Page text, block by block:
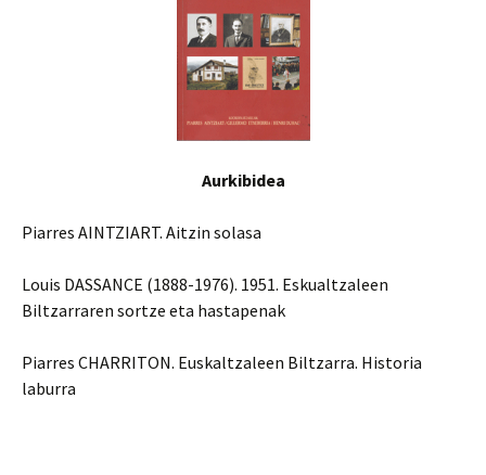
Aurkibidea
Piarres AINTZIART. Aitzin solasa
Louis DASSANCE (1888-1976). 1951. Eskualtzaleen
Biltzarraren sortze eta hastapenak
Piarres CHARRITON. Euskaltzaleen Biltzarra. Historia
laburra